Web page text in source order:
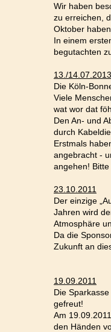
Wir haben
zu erreichen,
Oktober
In einem
begutachten
13./14.07.2013
Die Köln-
Viele
wat wor dat
Den An- und
durch
Erstmals
angebracht -
angehen!
23.10.2011
Der einzige
Jahren wird
Atmosphäre
Da die
Zukunft an
19.09.2011
Die
gefreut!
Am
den Händen